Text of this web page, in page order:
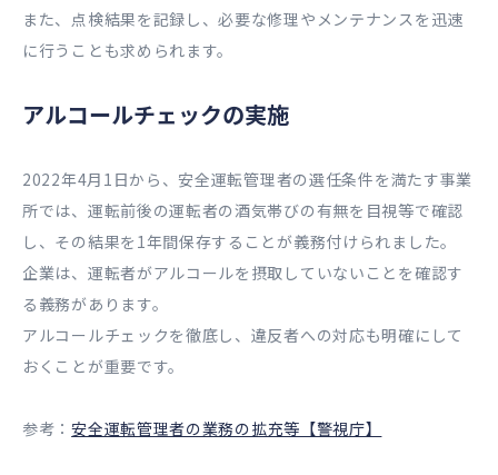
また、点検結果を記録し、必要な修理やメンテナンスを迅速
に行うことも求められます。
アルコールチェックの実施
2022年4月1日から、安全運転管理者の選任条件を満たす事業
所では、運転前後の運転者の酒気帯びの有無を目視等で確認
し、その結果を1年間保存することが義務付けられました。
企業は、運転者がアルコールを摂取していないことを確認す
る義務があります。
アルコールチェックを徹底し、違反者への対応も明確にして
おくことが重要です。
参考：安全運転管理者の業務の拡充等【警視庁】